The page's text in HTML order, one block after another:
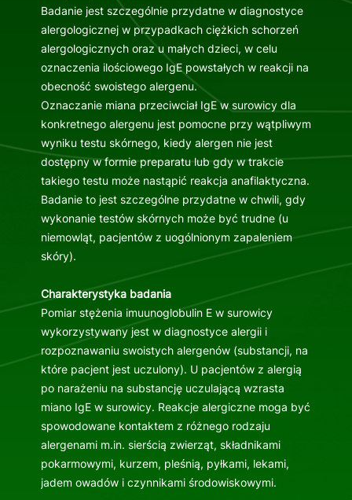
Badanie jest szczególnie przydatne w diagnostyce
alergologicznej w przypadkach ciężkich schorzeń
alergologicznych oraz u małych dzieci, w celu
oznaczenia ilościowego IgE powstałych w reakcji na
obecność swoistego alergenu.
Oznaczanie miana przeciwciał IgE w surowicy dla
konkretnego alergenu jest pomocne przy wątpliwym
wyniku testu skórnego, kiedy alergen nie jest
dostępny w formie preparatu lub gdy w trakcie
takiego testu może nastąpić reakcja anafilaktyczna.
Badanie to jest szczególne przydatne w chwili, gdy
wykonanie testów skórnych może być trudne (u
niemowląt, pacjentów z uogólnionym zapaleniem
skóry).
Charakterystyka badania
Pomiar stężenia imuunoglobulin E w surowicy
wykorzystywany jest w diagnostyce alergii i
rozpoznawaniu swoistych alergenów (substancji, na
które pacjent jest uczulony). U pacjentów z alergią
po narażeniu na substancję uczulającą wzrasta
miano IgE w surowicy. Reakcje alergiczne moga być
spowodowane kontaktem z różnego rodzaju
alergenami m.in. sierścią zwierząt, składnikami
pokarmowymi, kurzem, pleśnią, pyłkami, lekami,
jadem owadów i czynnikami środowiskowymi.